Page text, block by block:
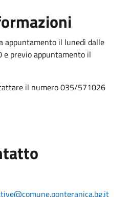
appuntamento il lunedì dalle
e previo appuntamento il
il numero 035/571026